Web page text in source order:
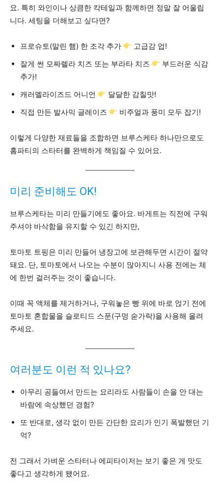
요. 특히 와인이나 상큼한 칵테일과 함께하면 정말 잘 어울립
니다. 세팅을 더해보고 싶다면?
프로슈토(말린 햄) 한 조각 추가
고급감 업!
잘게 썬 모짜렐라 치즈 또는 부라타 치즈
부드러운 식감
추가!
캐러멜라이즈드 어니언
달달한 감칠맛!
직접 만든 발사믹 글레이즈
비주얼과 풍미 모두 잡기!
이렇게 다양한 재료들을 조합하면 브루스케타 하나만으로도
홈파티의 스타터를 완벽하게 책임질 수 있어요.
미리 준비해도 OK!
브루스케타는 미리 만들기에도 좋아요. 바게트는 직전에 구워
주셔야 바삭함을 유지할 수 있긴 하지만,
토마토 트핑은 미리 만들어 냉장고에 보관해두면 시간이 절약
돼요. 단, 토마토에서 나오는 수분이 많아지니 사용 전에는 체
에 한번 걸러주는 것이 좋습니다.
이때 꼭 액체를 제거하거나, 구워놓은 빵 위에 바로 얹기 전에
토마토 혼합물을 슬로티드 스푼(구멍 숟가락)을 사용해 올려
주세요.
여러분도 이런 적 있나요?
아무리 공들여서 만드는 요리라도 사람들이 손을 안 대는
바람에 속상했던 경험?
또 반대로, 생각 없이 만든 간단한 요리가 인기 폭발했던 기
억?
전 그래서 가벼운 스타터나 에피타이저는 보기 좋은 게 맛도
좋다고 생각하게 됐어요.